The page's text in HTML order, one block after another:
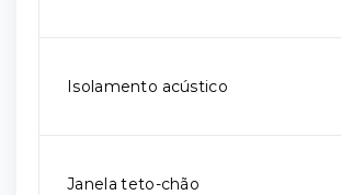
Isolamento acústico
Janela teto-chão